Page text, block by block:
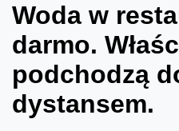
Woda w
darmo.
podchodzą
dystansem.